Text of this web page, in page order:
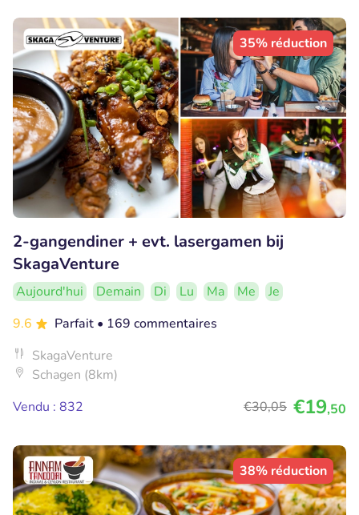
35% réduction
2-gangendiner + evt. lasergamen bij
SkagaVenture
Aujourd'hui Demain Di Lu Ma Me
Je
9.6
Parfait • 169 commentaires
SkagaVenture
Schagen (8km)
Vendu : 832
€30,05 €19,50
38% réduction